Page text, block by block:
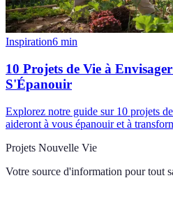
Inspiration6 min
10 Projets de Vie à
S'Épanouir
Explorez notre guide sur 10 projets
aideront à vous épanouir et à
Projets Nouvelle Vie
Votre source d'information pour tout